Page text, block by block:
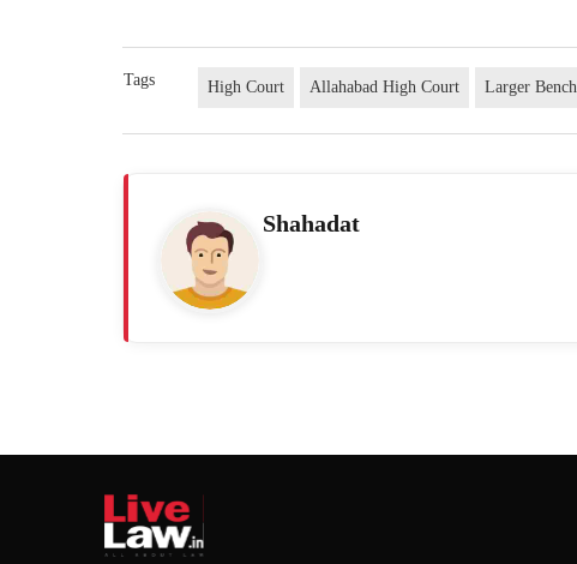
Tags High Court Allahabad High Court Larger Bench
Shahadat